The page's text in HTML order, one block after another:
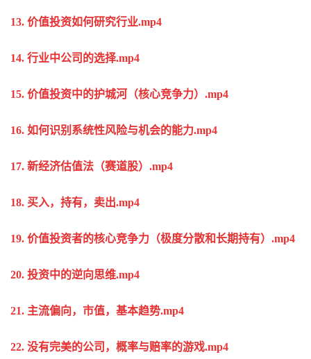
13. 价值投资如何研究行业.mp4
14. 行业中公司的选择.mp4
15. 价值投资中的护城河（核心竞争力）.mp4
16. 如何识别系统性风险与机会的能力.mp4
17. 新经济估值法（赛道股）.mp4
18. 买入，持有，卖出.mp4
19. 价值投资者的核心竞争力（极度分散和长期持有）.mp4
20. 投资中的逆向思维.mp4
21. 主流偏向，市值，基本趋势.mp4
22. 没有完美的公司，概率与赔率的游戏.mp4